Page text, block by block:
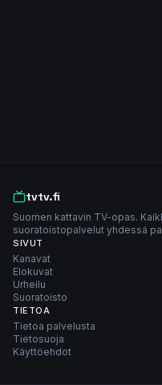
tvtv.fi
Suomen kattavin TV-opas.
suoratoistopalvelut yhdessä
SIVUT
Kanavat
Elokuvat
Urheilu
Suoratoisto
TIETOA
Tietoa palvelusta
Tietosuoja
Käyttöehdot